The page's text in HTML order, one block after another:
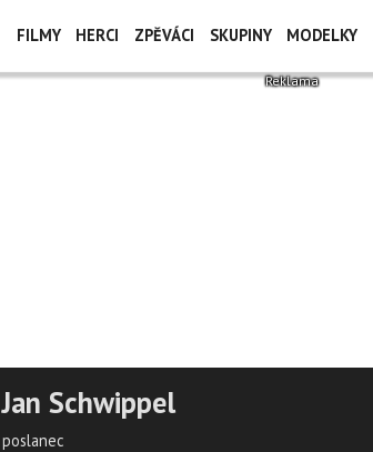
FILMY HERCI ZPĚVÁCI SKUPINY MODELKY
Jan Schwippel
poslanec